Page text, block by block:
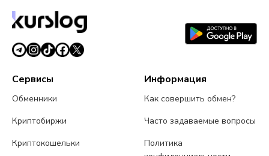
3 августа 2026 г.4 мин чтения
Сервисы
Обменники
Криптобиржи
Криптокошельки
Информация
Как совершить обмен?
Часто задаваемые вопросы
Политика